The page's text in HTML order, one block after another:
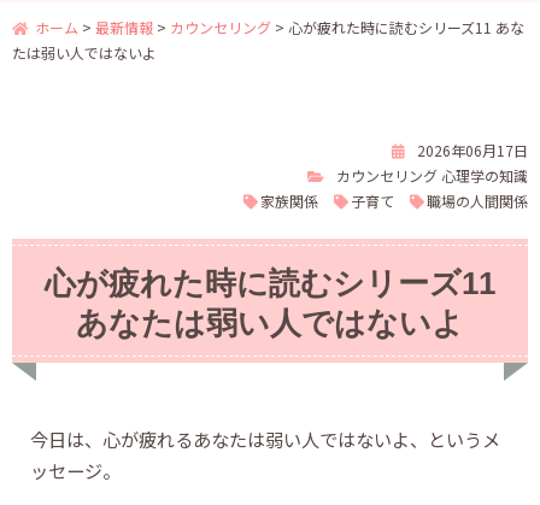
ホーム > 最新情報 > カウンセリング > 心が疲れた時に読むシリーズ11 あな
たは弱い人ではないよ
2026年06月17日
カウンセリング心理学の知識
家族関係
子育て 職場の人間関係
心が疲れた時に読むシリーズ11
あなたは弱い人ではないよ
今日は、心が疲れるあなたは弱い人ではないよ、というメ
ッセージ。